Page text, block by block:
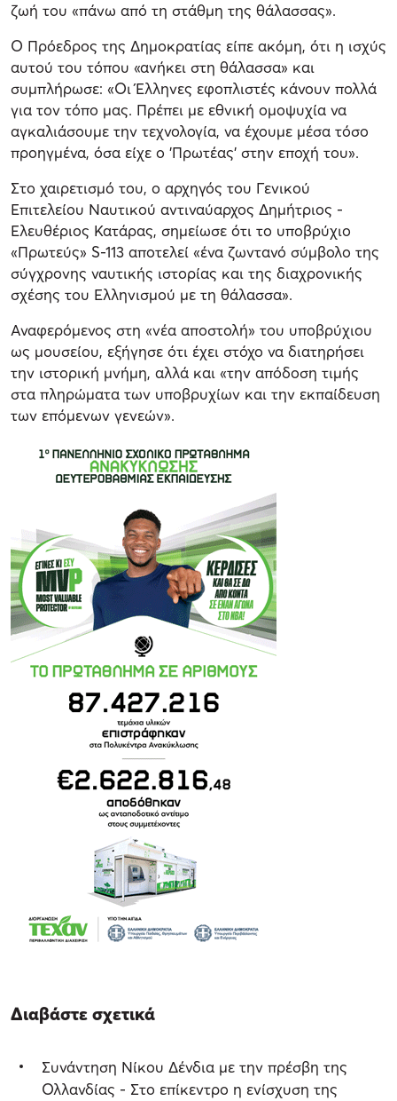
ζωή του «πάνω από τη στάθμη της θάλασσας».
Ο Πρόεδρος της Δημοκρατίας είπε ακόμη, ότι η ισχύς
αυτού του τόπου «ανήκει στη θάλασσα» και
συμπλήρωσε: «Οι Έλληνες εφοπλιστές κάνουν πολλά
για τον τόπο μας. Πρέπει με εθνική ομοψυχία να
αγκαλιάσουμε την τεχνολογία, να έχουμε μέσα τόσο
προηγμένα, όσα είχε ο 'Πρωτέας' στην εποχή του».
Στο χαιρετισμό του, ο αρχηγός του Γενικού
Επιτελείου Ναυτικού αντιναύαρχος Δημήτριος -
Ελευθέριος Κατάρας, σημείωσε ότι το υποβρύχιο
«Πρωτεύς» S-113 αποτελεί «ένα ζωντανό σύμβολο της
σύγχρονης ναυτικής ιστορίας και της διαχρονικής
σχέσης του Ελληνισμού με τη θάλασσα».
Αναφερόμενος στη «νέα αποστολή» του υποβρύχιου
ως μουσείου, εξήγησε ότι έχει στόχο να διατηρήσει
την ιστορική μνήμη, αλλά και «την απόδοση τιμής
στα πληρώματα των υποβρυχίων και την εκπαίδευση
των επόμενων γενεών».
Διαβάστε σχετικά
Συνάντηση Νίκου Δένδια με την πρέσβη της
Ολλανδίας - Στο επίκεντρο η ενίσχυση της